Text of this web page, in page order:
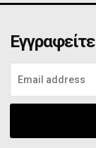
Εγγραφείτε